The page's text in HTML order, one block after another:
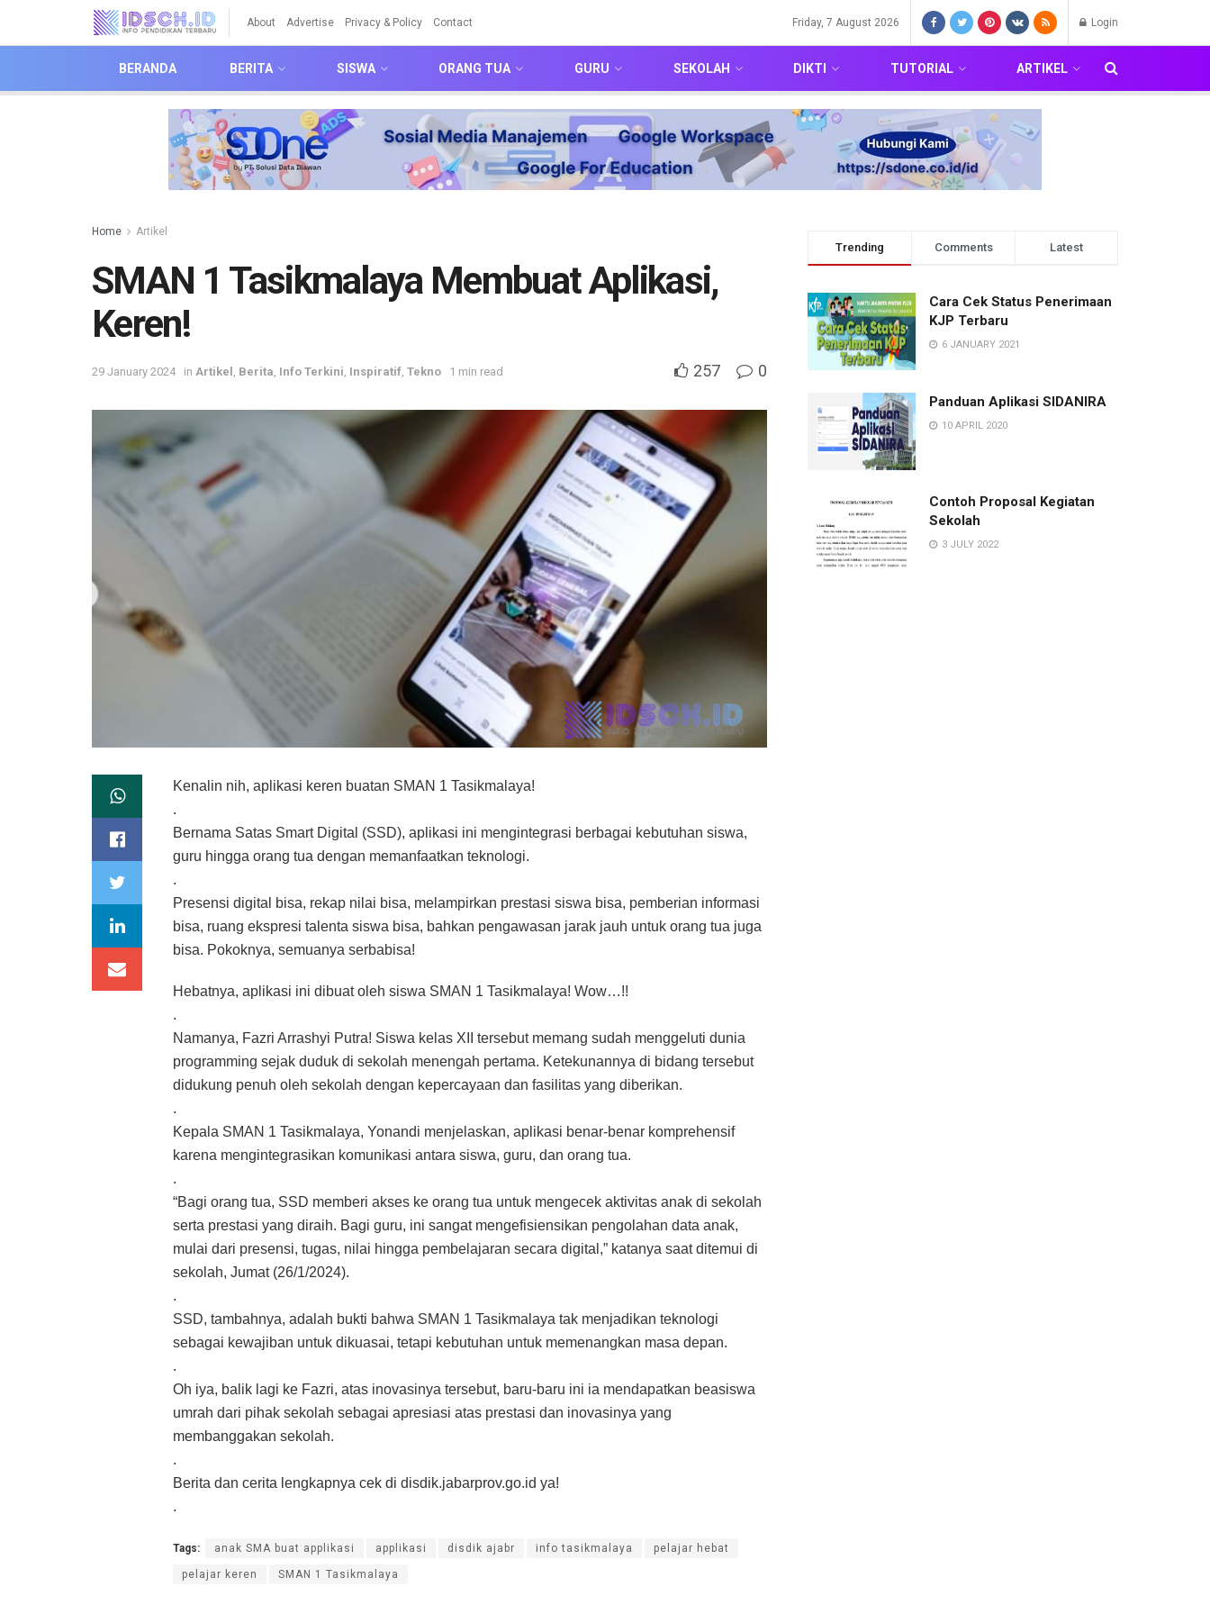
About Advertise Privacy & Policy Contact Friday, 7 August 2026 Login
BERANDA BERITA SISWA ORANG TUA GURU SEKOLAH DIKTI TUTORIAL ARTIKEL
Home Artikel
SMAN 1 Tasikmalaya Membuat Aplikasi,
Keren!
29 January 2024 in Artikel Berita Info Terkini Inspiratif Tekno 1 min read 257 0
Kenalin nih, aplikasi keren buatan SMAN 1 Tasikmalaya!
.
Bernama Satas Smart Digital (SSD), aplikasi ini mengintegrasi berbagai kebutuhan siswa,
guru hingga orang tua dengan memanfaatkan teknologi.
.
Presensi digital bisa, rekap nilai bisa, melampirkan prestasi siswa bisa, pemberian informasi
bisa, ruang ekspresi talenta siswa bisa, bahkan pengawasan jarak jauh untuk orang tua juga
bisa. Pokoknya, semuanya serbabisa!
Hebatnya, aplikasi ini dibuat oleh siswa SMAN 1 Tasikmalaya! Wow…!!
.
Namanya, Fazri Arrashyi Putra! Siswa kelas XII tersebut memang sudah menggeluti dunia
programming sejak duduk di sekolah menengah pertama. Ketekunannya di bidang tersebut
didukung penuh oleh sekolah dengan kepercayaan dan fasilitas yang diberikan.
.
Kepala SMAN 1 Tasikmalaya, Yonandi menjelaskan, aplikasi benar-benar komprehensif
karena mengintegrasikan komunikasi antara siswa, guru, dan orang tua.
.
“Bagi orang tua, SSD memberi akses ke orang tua untuk mengecek aktivitas anak di sekolah
serta prestasi yang diraih. Bagi guru, ini sangat mengefisiensikan pengolahan data anak,
mulai dari presensi, tugas, nilai hingga pembelajaran secara digital,” katanya saat ditemui di
sekolah, Jumat (26/1/2024).
.
SSD, tambahnya, adalah bukti bahwa SMAN 1 Tasikmalaya tak menjadikan teknologi
sebagai kewajiban untuk dikuasai, tetapi kebutuhan untuk memenangkan masa depan.
.
Oh iya, balik lagi ke Fazri, atas inovasinya tersebut, baru-baru ini ia mendapatkan beasiswa
umrah dari pihak sekolah sebagai apresiasi atas prestasi dan inovasinya yang
membanggakan sekolah.
.
Berita dan cerita lengkapnya cek di disdik.jabarprov.go.id ya!
.
Tags: anak SMA buat applikasi applikasi disdik ajabr info tasikmalaya pelajar hebat
pelajar keren SMAN 1 Tasikmalaya
Trending Comments Latest
Cara Cek Status Penerimaan
KJP Terbaru
6 JANUARY 2021
Panduan Aplikasi SIDANIRA
10 APRIL 2020
Contoh Proposal Kegiatan
Sekolah
3 JULY 2022